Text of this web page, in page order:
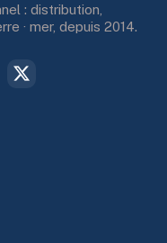
: distribution,
· mer, depuis 2014.